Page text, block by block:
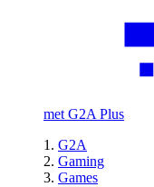
met G2A Plus
G2A
Gaming
Games